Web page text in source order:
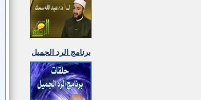
برنامج الرد الجميل